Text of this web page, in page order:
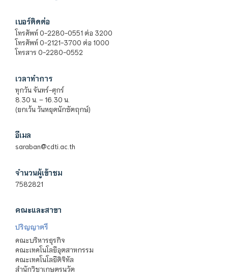
เบอร์ติดต่อ
โทรศัพท์ 0-2280-0551 ต่อ 3200
โทรศัพท์ 0-2121-3700 ต่อ 1000
โทรสาร 0-2280-0552
เวลาทำการ
ทุกวัน จันทร์-ศุกร์
8.30 น. – 16.30 น.
(ยกเว้น วันหยุดนักขัตฤกษ์)
อีเมล
saraban@cdti.ac.th
จำนวนผู้เข้าชม
7582821
คณะและสาขา
ปริญญาตรี
คณะบริหารธุรกิจ
คณะเทคโนโลยีอุตสาหกรรม
คณะเทคโนโลยีดิจิทัล
สำนักวิชาเกษตรนวัต